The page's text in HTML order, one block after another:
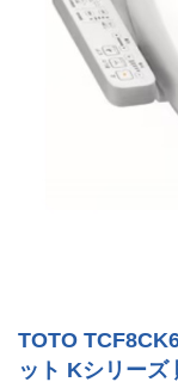
TOTO
ット Kシリー